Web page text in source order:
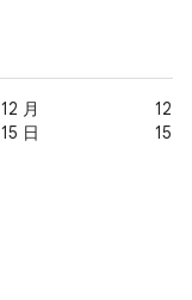
12 月
15 日
12 月
15 日